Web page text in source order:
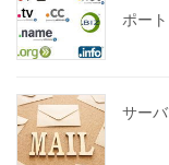
ポート
サー